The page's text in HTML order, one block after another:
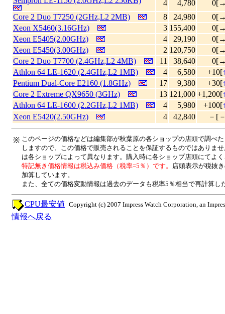
4 4,780
Core 2 Duo T7250 (2GHz,L2 2MB)
8 24,980
Xeon X5460(3.16GHz)
3 155,400
Xeon E5405(2.00GHz)
4 29,190
Xeon E5450(3.00GHz)
2 120,750
Core 2 Duo T7700 (2.4GHz,L2 4MB)
11 38,640
Athlon 64 LE-1620 (2.4GHz,L2 1MB)
4 6,580 +10[
Pentium Dual-Core E2160 (1.8GHz)
17 9,380 +30[
Core 2 Extreme QX9650 (3GHz)
13 121,000 +1,200[
Athlon 64 LE-1600 (2.2GHz,L2 1MB)
4 5,980 +100[
Xeon E5420(2.50GHz)
4 42,840 －[
※ このページの価格などは編集部が秋葉原の各ショップの店頭で調べ
しますので、この価格で販売されることを保証するものではありま
は各ショップによって異なります。購入時に各ショップ店頭にてよ
特記無き価格情報は税込み価格（税率=5％）です。 店頭表示が税抜
加算しています。
また、全ての価格変動情報は過去のデータも税率5％相当で再計算し
Copyright (c) 2007 Impress Watch Corporation, an
CPU最安値
情報へ戻る